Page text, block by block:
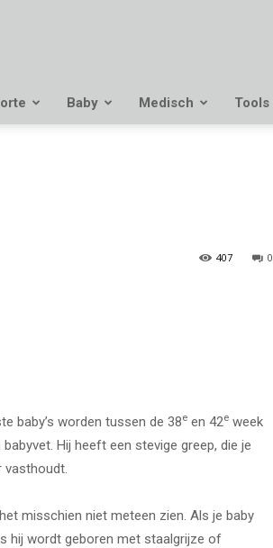
Baby Medisch Tools
0
407
baby’s worden tussen de 38e en 42e week
Hij heeft een stevige greep, die je
vasthoudt.
misschien niet meteen zien. Als je baby
hij wordt geboren met staalgrijze of